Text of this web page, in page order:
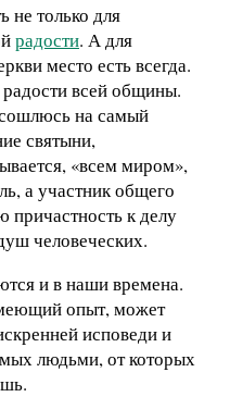
не только для
радости. А для
место есть всегда.
всей общины.
на самый
святыни,
«всем миром»,
а участник общего
причастность к делу
человеческих.
и в наши времена.
опыт, может
исповеди и
людьми, от которых